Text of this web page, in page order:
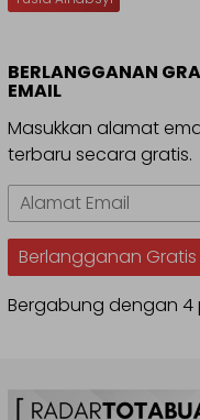
BERLANGGANAN
EMAIL
Masukkan alamat
terbaru secara gratis.
Alamat
Email
Berlangganan Gratis
Bergabung dengan